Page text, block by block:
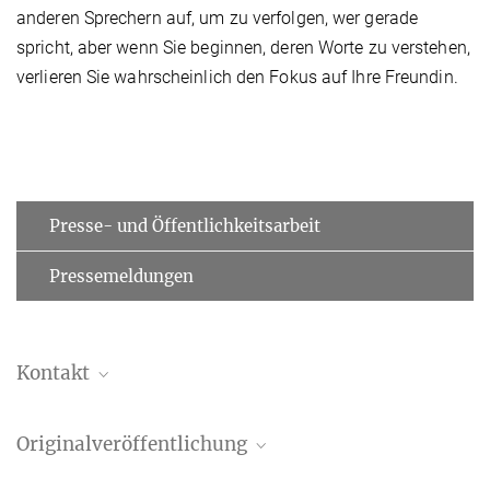
anderen Sprechern auf, um zu verfolgen, wer gerade
spricht, aber wenn Sie beginnen, deren Worte zu verstehen,
verlieren Sie wahrscheinlich den Fokus auf Ihre Freundin.
Presse- und Öffentlichkeitsarbeit
Pressemeldungen
Kontakt
Doctoral researcher
Originalveröffentlichung